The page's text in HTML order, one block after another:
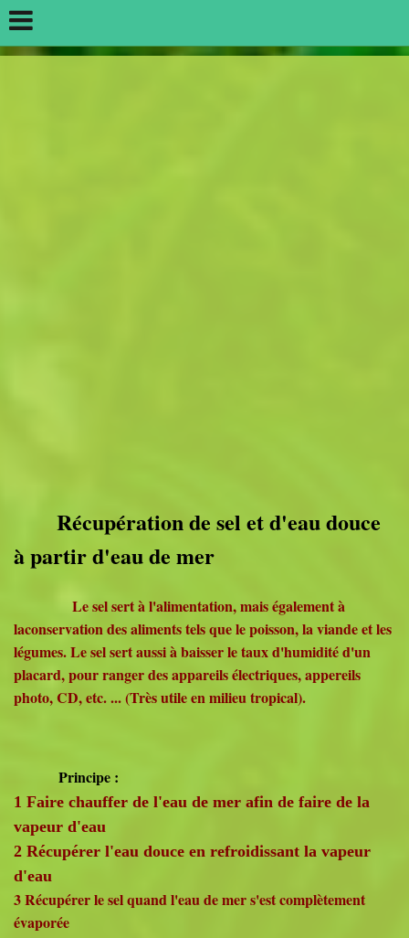
Récupération de sel et d'eau douce
à partir d'eau de mer
Le sel sert à l'alimentation, mais également à
laconservation des aliments tels que le poisson, la viande et les
légumes. Le sel sert aussi à baisser le taux d'humidité d'un
placard, pour ranger des appareils électriques, appereils
photo, CD, etc. ... (Très utile en milieu tropical).
Principe :
1 Faire chauffer de l'eau de mer afin de faire de la
vapeur d'eau
2 Récupérer l'eau douce en refroidissant la vapeur
d'eau
3 Récupérer le sel quand l'eau de mer s'est complètement
évaporée